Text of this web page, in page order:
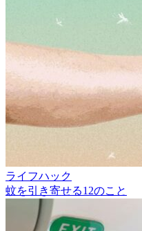
ライフハック
蚊を引き寄せる12のこと